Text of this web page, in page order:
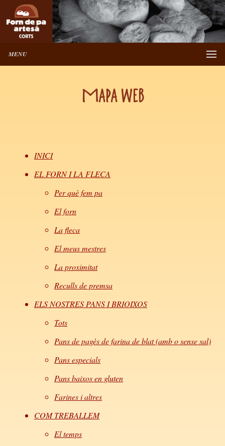
MENU
Mapa web
INICI
EL FORN I LA FLECA
Per què fem pa
El forn
La fleca
El meus mestres
La proximitat
Reculls de premsa
ELS NOSTRES PANS I BRIOIXOS
Tots
Pans de pagès de farina de blat (amb o sense sal)
Pans especials
Pans baixos en gluten
Farines i altres
COM TREBALLEM
El temps